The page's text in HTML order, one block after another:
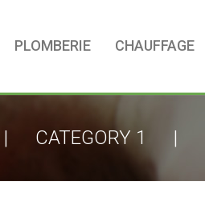
PLOMBERIE CHAUFFAGE
| CATEGORY 1 |